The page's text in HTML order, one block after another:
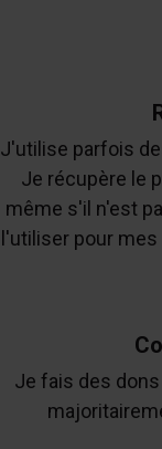
J'utilise parfois
Je récupère le
même s'il n'est
l'utiliser pour
Je fais des